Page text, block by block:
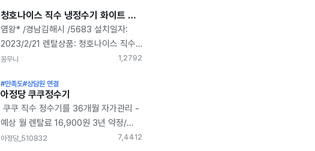
청호나이스 직수 냉정수기 화이트 WP-30C8460N 렌탈후기
염왕* /경남김해시 /5683 설치일자:
2023/2/21 렌탈상품: 청호나이스 직수
냉정수기 화이트 WP-30C8460N ​ ​
정수기를 들여놔야겠다 생각을 하고
알아보던 중 모델이 너무 다양해서
고민을 하다가 이 제품을 정했고 후기를
보다가 아정당을 통해 가입을 하게
되었어요. 제휴카드 할인도 있어서 월
꽁무니 1,2792
#만족도#상담원 연결
아정당 쿠쿠정수기
쿠쿠 직수 정수기를 36개월 자가관리 -
예상 월 렌탈료 16,900원 3년 약정/
8개월 필터발송/ 12개월 관리 사은품
아정당_510832 7,441 2